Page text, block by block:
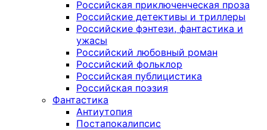
Российская приключенческая проза
Российские детективы и триллеры
Российские фэнтези, фантастика и
ужасы
Российский любовный роман
Российский фольклор
Российская публицистика
Российская поэзия
Фантастика
Антиутопия
Постапокалипсис